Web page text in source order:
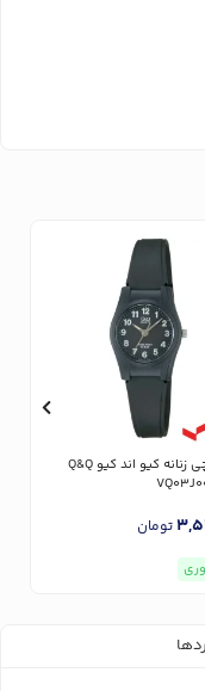
ساعت مچی زنانه کیو اند کیو Q&Q
تومان